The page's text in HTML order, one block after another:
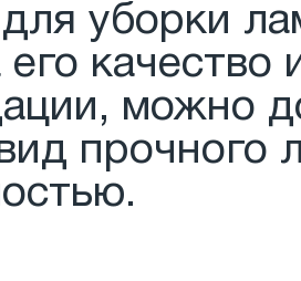
уборки
его
можно
прочного